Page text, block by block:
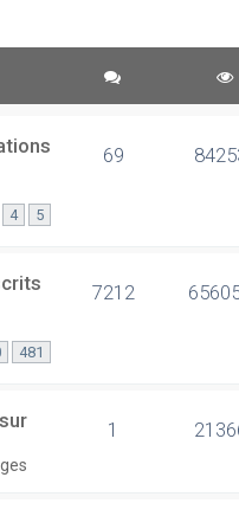
4 5
69
481
7212
1